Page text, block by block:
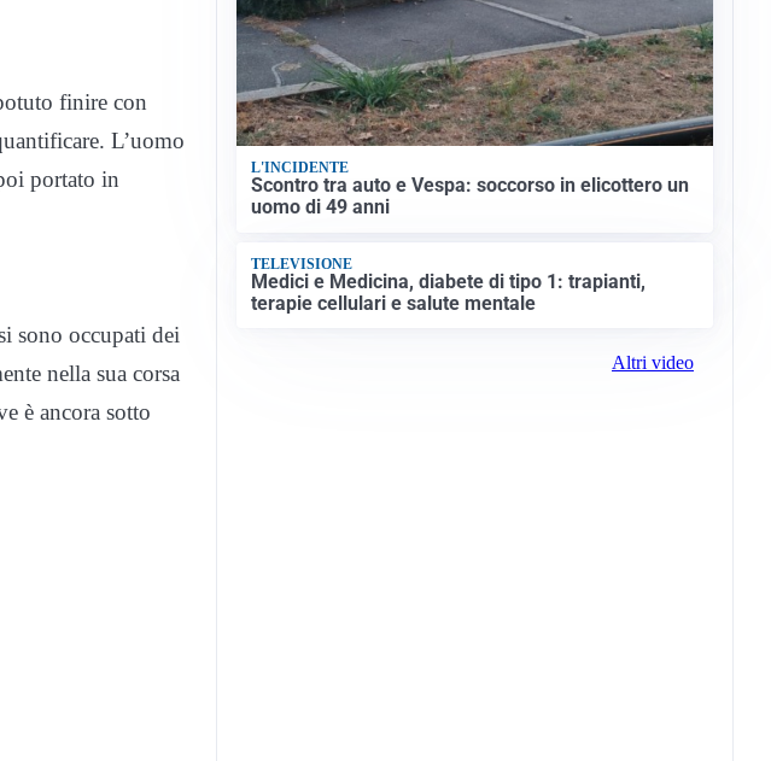
finire con
L’uomo
portato in
sono occupati dei
nella sua corsa
è ancora sotto
L'INCIDENTE
Scontro tra auto e Vespa: soccorso in elicottero un
uomo di 49 anni
TELEVISIONE
Medici e Medicina, diabete di tipo 1: trapianti,
terapie cellulari e salute mentale
Altri video